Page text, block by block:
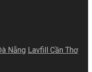
Nẵng Lavfill Cần Thơ